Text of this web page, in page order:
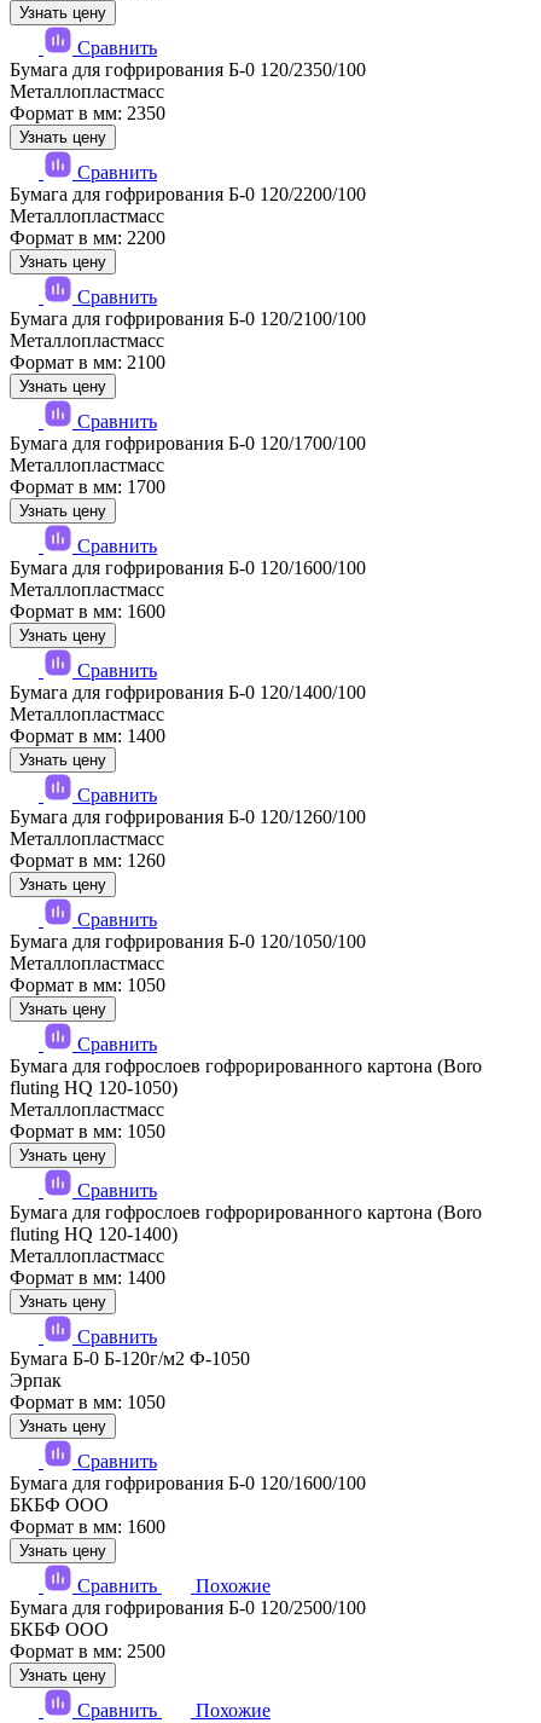
Узнать цену
Сравнить
Бумага для гофрирования Б-0 120/2350/100
Металлопластмасс
Формат в мм: 2350
Узнать цену
Сравнить
Бумага для гофрирования Б-0 120/2200/100
Металлопластмасс
Формат в мм: 2200
Узнать цену
Сравнить
Бумага для гофрирования Б-0 120/2100/100
Металлопластмасс
Формат в мм: 2100
Узнать цену
Сравнить
Бумага для гофрирования Б-0 120/1700/100
Металлопластмасс
Формат в мм: 1700
Узнать цену
Сравнить
Бумага для гофрирования Б-0 120/1600/100
Металлопластмасс
Формат в мм: 1600
Узнать цену
Сравнить
Бумага для гофрирования Б-0 120/1400/100
Металлопластмасс
Формат в мм: 1400
Узнать цену
Сравнить
Бумага для гофрирования Б-0 120/1260/100
Металлопластмасс
Формат в мм: 1260
Узнать цену
Сравнить
Бумага для гофрирования Б-0 120/1050/100
Металлопластмасс
Формат в мм: 1050
Узнать цену
Сравнить
Бумага для гофрослоев гофрорированного картона (Boro
fluting HQ 120-1050)
Металлопластмасс
Формат в мм: 1050
Узнать цену
Сравнить
Бумага для гофрослоев гофрорированного картона (Boro
fluting HQ 120-1400)
Металлопластмасс
Формат в мм: 1400
Узнать цену
Сравнить
Бумага Б-0 Б-120г/м2 Ф-1050
Эрпак
Формат в мм: 1050
Узнать цену
Сравнить
Бумага для гофрирования Б-0 120/1600/100
БКБФ ООО
Формат в мм: 1600
Узнать цену
Сравнить
Похожие
Бумага для гофрирования Б-0 120/2500/100
БКБФ ООО
Формат в мм: 2500
Узнать цену
Сравнить
Похожие